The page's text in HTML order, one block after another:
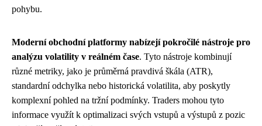
pohybu.
Moderní obchodní platformy nabízejí pokročilé nástroje pro
analýzu volatility v reálném čase. Tyto nástroje kombinují
různé metriky, jako je průměrná pravdivá škála (ATR),
standardní odchylka nebo historická volatilita, aby poskytly
komplexní pohled na tržní podmínky. Traders mohou tyto
informace využít k optimalizaci svých vstupů a výstupů z pozic